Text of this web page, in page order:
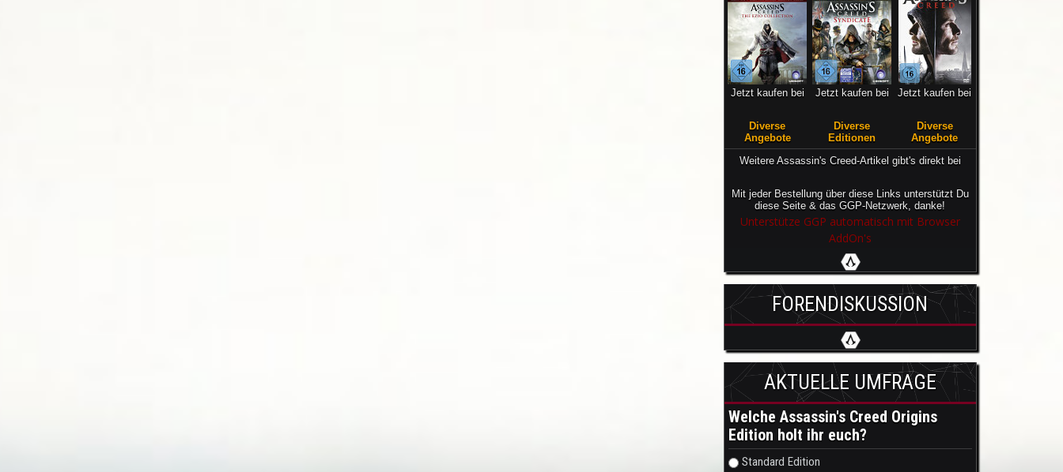
Jetzt kaufen bei
Diverse
Angebote
Jetzt kaufen bei
Diverse
Editionen
Jetzt kaufen bei
Diverse
Angebote
Weitere Assassin's Creed-Artikel gibt's direkt bei
Mit jeder Bestellung über diese Links unterstützt Du
diese Seite & das GGP-Netzwerk, danke!
Unterstütze GGP automatisch mit Browser
AddOn's
FORENDISKUSSION
AKTUELLE UMFRAGE
Welche Assassin's Creed Origins
Edition holt ihr euch?
Auswahlmöglichkeiten
Standard Edition